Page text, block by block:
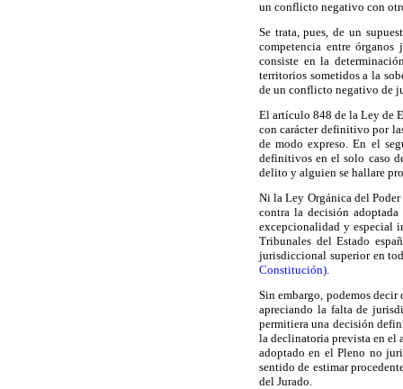
un conflicto negativo con
Se trata, pues, de un
competencia entre
consiste en la
territorios sometidos a la
de un conflicto negativo de
El artículo 848 de la Ley de
con carácter definitivo por
de modo expreso. En el
definitivos en el solo caso
delito y alguien se hallare
Ni la Ley Orgánica del
contra la decisión
excepcionalidad y especial
Tribunales del Estado
jurisdiccional superior en
Constitución).
Sin embargo, podemos
apreciando la falta de
permitiera una decisión
la declinatoria prevista en el
adoptado en el Pleno no
sentido de estimar
del Jurado.